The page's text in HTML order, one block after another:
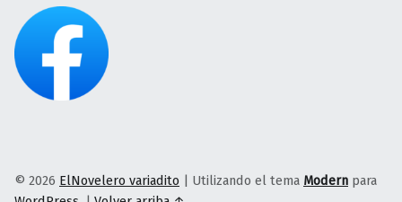
© 2026 ElNovelero variadito | Utilizando el tema Modern para